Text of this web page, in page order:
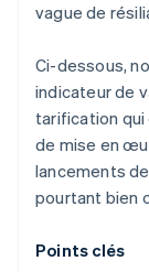
vague de
Ci-dessous,
indicateur de
tarification qui
de mise en
lancements
pourtant bien
Points clés